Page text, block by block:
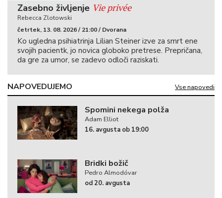
Zasebno življenje Vie privée
Rebecca Zlotowski
četrtek, 13. 08. 2026 / 21:00 / Dvorana
Ko ugledna psihiatrinja Lilian Steiner izve za smrt ene
svojih pacientk, jo novica globoko pretrese. Prepričana,
da gre za umor, se zadevo odloči raziskati.
Vse napovedi
NAPOVEDUJEMO
Spomini nekega polža
Adam Elliot
16. avgusta ob 19:00
Bridki božič
Pedro Almodóvar
od 20. avgusta